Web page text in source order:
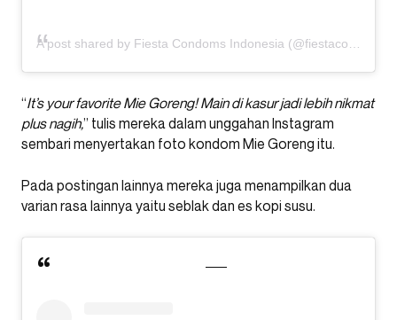
A post shared by Fiesta Condoms Indonesia (@fiestacondoms)
“It’s your favorite Mie Goreng! Main di kasur jadi lebih nikmat
plus nagih,” tulis mereka dalam unggahan Instagram
sembari menyertakan foto kondom Mie Goreng itu.
Pada postingan lainnya mereka juga menampilkan dua
varian rasa lainnya yaitu seblak dan es kopi susu.